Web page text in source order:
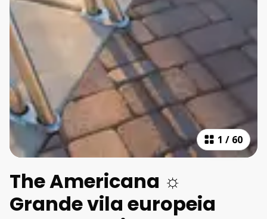
1 / 60
The Americana ☼
Grande vila europeia